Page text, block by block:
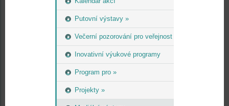
Putovní výstavy »
Večerní pozorování pro veřejnost
Inovativní výukové programy
Program pro »
Projekty »